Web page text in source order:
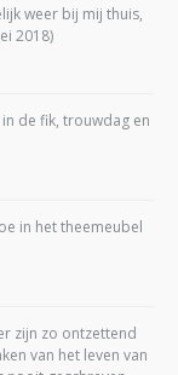
weer bij mij thuis,
2018)
de fik, trouwdag en
in het theemeubel
zijn zo ontzettend
van het leven van